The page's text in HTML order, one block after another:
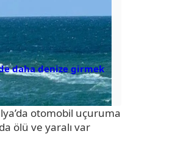
daha denize girmek
otomobil uçuruma
ölü ve yaralı var